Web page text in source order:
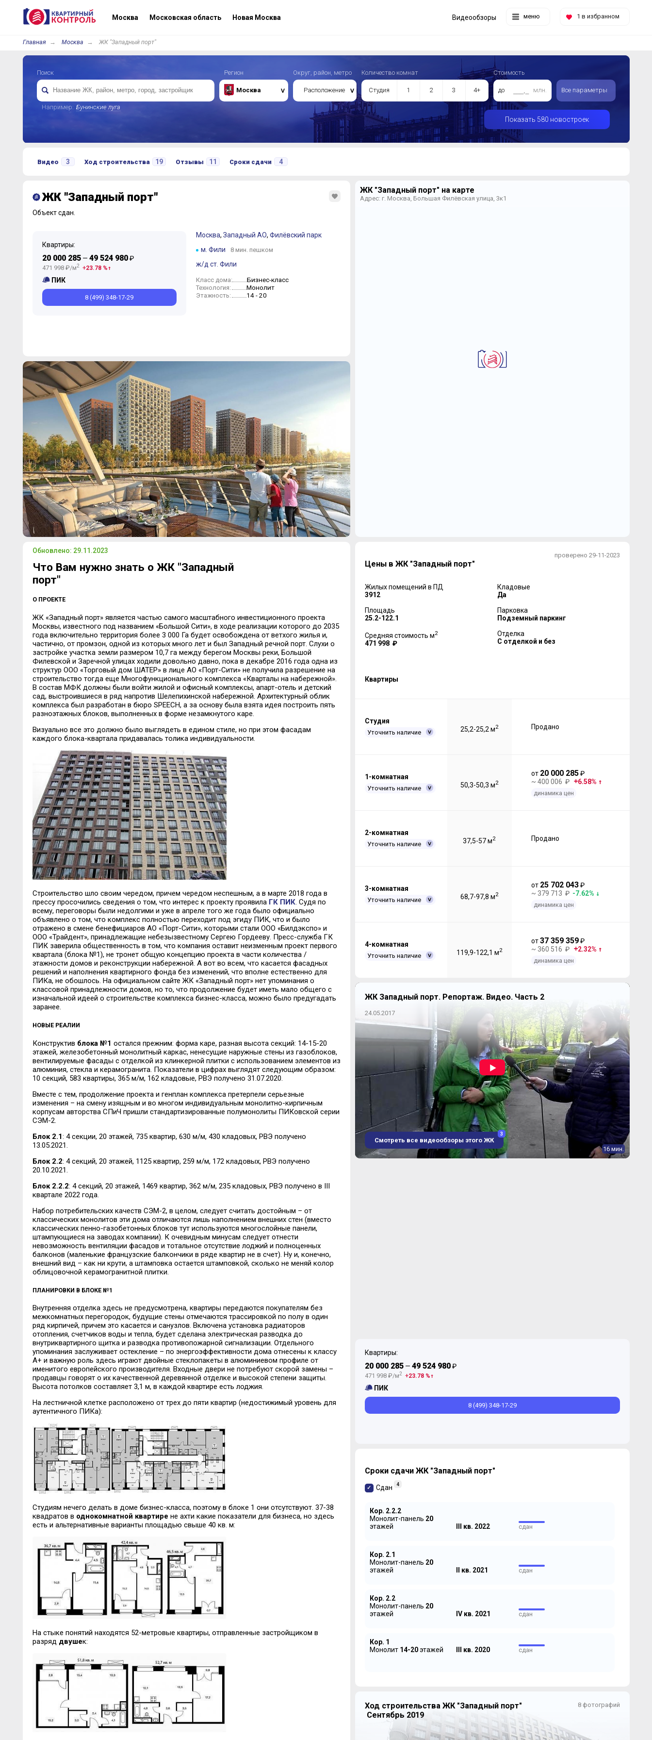
Москва Московская область Новая Москва меню 1 в избранном
Видеообзоры
Главная Москва ЖК "Западный порт"
Поиск
Например: Бунинские луга
Регион
Москва
Округ, район, метро
Расположение
Количество комнат
Студия 1 2 3 4+
Стоимость
до млн. Все параметры
Показать 580 новостроек
Видео 3 Ход строительства 19 Отзывы 11 Сроки сдачи 4
ЖК "Западный порт"
Объект сдан.
Квартиры:
20 000 285— 49 524 980₽
471 998 ₽/м2 23.78 %
ПИК
8 (499) 348-17-29
Москва, Западный АО, Филёвский парк
м. Фили
8 мин. пешком
ж/д ст. Фили
Класс дома: Бизнес-класс
Технология: Монолит
Этажность: 14 - 20
Обновлено: 29.11.2023
Что Вам нужно знать о ЖК "Западный
порт"
О ПРОЕКТЕ
ЖК «Западный порт» является частью самого масштабного инвестиционного проекта
Москвы, известного под названием «Большой Сити», в ходе реализации которого до 2035
года включительно территория более 3 000 Га будет освобождена от ветхого жилья и,
частично, от промзон, одной из которых много лет и был Западный речной порт. Слухи о
застройке участка земли размером 10,7 га между берегом Москвы реки, Большой
Филевской и Заречной улицах ходили довольно давно, пока в декабре 2016 года одна из
структур ООО «Торговый дом ШАТЕР» в лице АО «Порт-Сити» не получила разрешение на
строительство тогда еще Многофункционального комплекса «Кварталы на набережной».
В состав МФК должны были войти жилой и офисный комплексы, апарт-отель и детский
сад, выстроившиеся в ряд напротив Шелепихинской набережной. Архитектурный облик
комплекса был разработан в бюро SPEECH, а за основу была взята идея построить пять
разноэтажных блоков, выполненных в форме незамкнутого каре.
Визуально все это должно было выглядеть в едином стиле, но при этом фасадам
каждого блока-квартала придавалась толика индивидуальности.
Строительство шло своим чередом, причем чередом неспешным, а в марте 2018 года в
прессу просочились сведения о том, что интерес к проекту проявила ГК ПИК. Судя по
всему, переговоры были недолгими и уже в апреле того же года было официально
объявлено о том, что комплекс полностью переходит под эгиду ПИК, что и было
отражено в смене бенефициаров АО «Порт-Сити», которыми стали ООО «Билдэкспо» и
ООО «Трайдент», принадлежащие небезызвестному Сергею Гордееву. Пресс-служба ГК
ПИК заверила общественность в том, что компания оставит неизменным проект первого
квартала (блока №1), не тронет общую концепцию проекта в части количества /
этажности домов и реконструкции набережной. А вот во всем, что касается фасадных
решений и наполнения квартирного фонда без изменений, что вполне естественно для
ПИКа, не обошлось. На официальном сайте ЖК «Западный порт» нет упоминания о
классовой принадлежности домов, но то, что продолжение будет иметь мало общего с
изначальной идеей о строительстве комплекса бизнес-класса, можно было предугадать
заранее.
НОВЫЕ РЕАЛИИ
Конструктив блока №1 остался прежним: форма каре, разная высота секций: 14-15-20
этажей, железобетонный монолитный каркас, ненесущие наружные стены из газоблоков,
вентилируемые фасады с отделкой из клинкерной плитки с использованием элементов из
алюминия, стекла и керамогранита. Показатели в цифрах выглядят следующим образом:
10 секций, 583 квартиры, 365 м/м, 162 кладовые, РВЭ получено 31.07.2020.
Вместе с тем, продолжение проекта и генплан комплекса претерпели серьезные
изменения – на смену изящным и во многом индивидуальным монолитно-кирпичным
корпусам авторства СПиЧ пришли стандартизированные полумонолиты ПИКовской серии
СЭМ-2.
Блок 2.1: 4 секции, 20 этажей, 735 квартир, 630 м/м, 430 кладовых, РВЭ получено
13.05.2021.
Блок 2.2: 4 секций, 20 этажей, 1125 квартир, 259 м/м, 172 кладовых, РВЭ получено
20.10.2021.
Блок 2.2.2: 4 секций, 20 этажей, 1469 квартир, 362 м/м, 235 кладовых, РВЭ получено в III
квартале 2022 года.
Набор потребительских качеств СЭМ-2, в целом, следует считать достойным – от
классических монолитов эти дома отличаются лишь наполнением внешних стен (вместо
классических пенно-газобетонных блоков тут используются многослойные панели,
штампующиеся на заводах компании). К очевидным минусам следует отнести
невозможность вентиляции фасадов и тотальное отсутствие лоджий и полноценных
балконов (маленькие французские балкончики в ряде квартир не в счет). Ну и, конечно,
внешний вид – как ни крути, а штамповка остается штамповкой, сколько не меняй колор
облицовочной керамогранитной плитки.
ПЛАНИРОВКИ В БЛОКЕ №1
Внутренняя отделка здесь не предусмотрена, квартиры передаются покупателям без
межкомнатных перегородок, будущие стены отмечаются трассировкой по полу в один
ряд кирпичей, причем это касается и санузлов. Включена установка радиаторов
отопления, счетчиков воды и тепла, будет сделана электрическая разводка до
внутриквартирного щитка и разводка противопожарной сигнализации. Отдельного
упоминания заслуживает остекление – по энергоэффективности дома отнесены к классу
А+ и важную роль здесь играют двойные стеклопакеты в алюминиевом профиле от
именитого европейского производителя. Входные двери не потребуют скорой замены –
продавцы говорят о их качественной деревянной отделке и высокой степени защиты.
Высота потолков составляет 3,1 м, в каждой квартире есть лоджия.
На лестничной клетке расположено от трех до пяти квартир (недостижимый уровень для
аутентичного ПИКа):
Студиям нечего делать в доме бизнес-класса, поэтому в блоке 1 они отсутствуют. 37-38
квадратов в однокомнатной квартире не ахти какие показатели для бизнеса, но здесь
есть и альтернативные варианты площадью свыше 40 кв. м:
На стыке понятий находятся 52-метровые квартиры, отправленные застройщиком в
разряд двушек:
ЖК "Западный порт" на карте
Адрес: г. Москва, Большая Филёвская улица, 3к1
проверено 29-11-2023
Цены в ЖК "Западный порт"
Жилых помещений в ПД
3912
Площадь
25.2-122.1
Средняя стоимость м2
471 998 ₽
Кладовые
Да
Парковка
Подземный паркинг
Отделка
С отделкой и без
Квартиры
Студия
Уточнить наличие 25,2-25,2 м2 Продано
1-комнатная
Уточнить наличие 50,3-50,3 м2
от 20 000 285₽
~ 400 006 ₽
6.58%
динамика цен
2-комнатная
Уточнить наличие 37,5-57 м2 Продано
3-комнатная
Уточнить наличие 68,7-97,8 м2
от 25 702 043₽
~ 379 713 ₽ -7.62%
динамика цен
4-комнатная
Уточнить наличие 119,9-122,1 м2
от37 359 359₽
~ 360 516 ₽
2.32%
динамика цен
ЖК Западный порт. Репортаж. Видео. Часть 2
24.05.2017
16 мин.
Смотреть все видеообзоры этого ЖК
3
Квартиры:
20 000 285— 49 524 980₽
471 998 ₽/м2 23.78 %
ПИК
8 (499) 348-17-29
Сроки сдачи ЖК "Западный порт"
Сдан 4
Кор. 2.2.2
Монолит-панель 20
этажей
III кв. 2022 сдан
Кор. 2.1
Монолит-панель 20
этажей
II кв. 2021 сдан
Кор. 2.2
Монолит-панель 20
этажей
IV кв. 2021 сдан
Кор. 1
Монолит 14-20этажей III кв. 2020 сдан
8 фотографий
Ход строительства ЖК "Западный порт"
Сентябрь 2019